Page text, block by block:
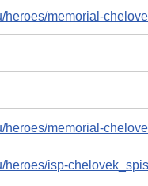
heroes/memorial-
heroes/memorial-
heroes/isp-